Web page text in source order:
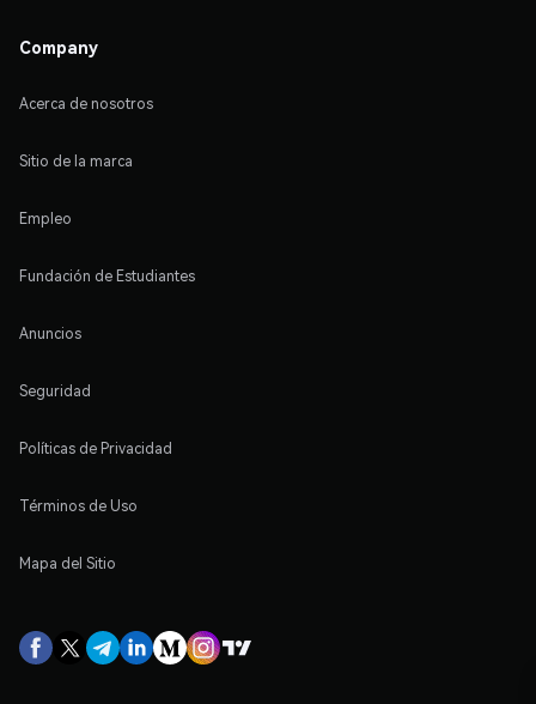
Company
Acerca de nosotros
Sitio de la marca
Empleo
Fundación de Estudiantes
Anuncios
Seguridad
Políticas de Privacidad
Términos de Uso
Mapa del Sitio